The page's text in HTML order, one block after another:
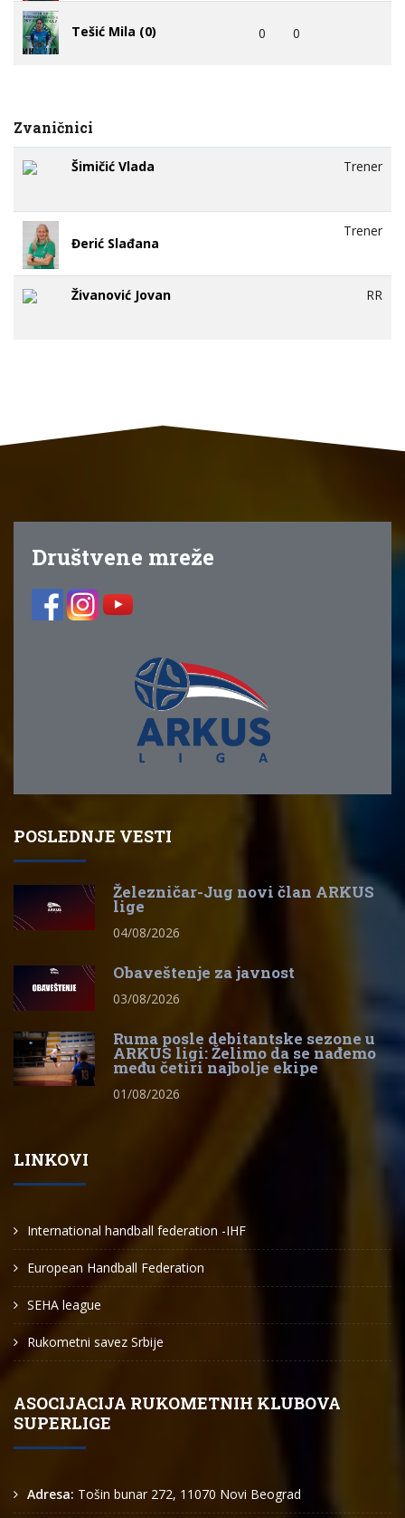
Tešić Mila (0) 0 0
Zvaničnici
Šimičić Vlada Trener
Đerić Slađana
Trener
Živanović Jovan RR
Društvene mreže
POSLEDNJE VESTI
Železničar-Jug novi član ARKUS
lige
04/08/2026
Obaveštenje za javnost
03/08/2026
Ruma posle debitantske sezone u
ARKUS ligi: Želimo da se nađemo
među četiri najbolje ekipe
01/08/2026
LINKOVI
International handball federation -IHF
European Handball Federation
SEHA league
Rukometni savez Srbije
ASOCIJACIJA RUKOMETNIH KLUBOVA
SUPERLIGE
Adresa: Tošin bunar 272, 11070 Novi Beograd